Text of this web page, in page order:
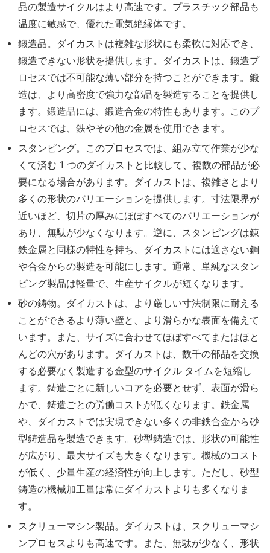
品の製造サイクルはより高速です。プラスチック部品も
温度に敏感で、優れた電気絶縁体です。
鍛造品。ダイカストは複雑な形状にも柔軟に対応でき、
鍛造できない形状を提供します。ダイカストは、鍛造プ
ロセスでは不可能な薄い部分を持つことができます。鍛
造は、より高密度で強力な部品を製造することを提供し
ます。鍛造品には、鍛造合金の特性もあります。このプ
ロセスでは、鉄やその他の金属を使用できます。
スタンピング。このプロセスでは、組み立て作業が少な
くて済む 1 つのダイカストと比較して、複数の部品が必
要になる場合があります。ダイカストは、複雑さとより
多くの形状のバリエーションを提供します。寸法限界が
近いほど、切片の厚みにほぼすべてのバリエーションが
あり、無駄が少なくなります。逆に、スタンピングは錬
鉄金属と同様の特性を持ち、ダイカストには適さない鋼
や合金からの製造を可能にします。通常、単純なスタン
ピング製品は軽量で、生産サイクルが短くなります。
砂の鋳物。ダイカストは、より厳しい寸法制限に耐える
ことができるより薄い壁と、より滑らかな表面を備えて
います。また、サイズに合わせてほぼすべてまたはほと
んどの穴があります。ダイカストは、数千の部品を交換
する必要なく製造する金型のサイクル タイムを短縮し
ます。鋳造ごとに新しいコアを必要とせず、表面が滑ら
かで、鋳造ごとの労働コストが低くなります。鉄金属
や、ダイカストでは実現できない多くの非鉄合金から砂
型鋳造品を製造できます。砂型鋳造では、形状の可能性
が広がり、最大サイズも大きくなります。機械のコスト
が低く、少量生産の経済性が向上します。ただし、砂型
鋳造の機械加工量は常にダイカストよりも多くなりま
す。
スクリューマシン製品。ダイカストは、スクリューマシ
ンプロセスよりも高速です。また、無駄が少なく、形状